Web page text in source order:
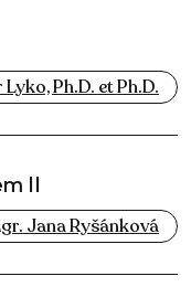
Ph.D. et Ph.D.
II
Jana Ryšánková